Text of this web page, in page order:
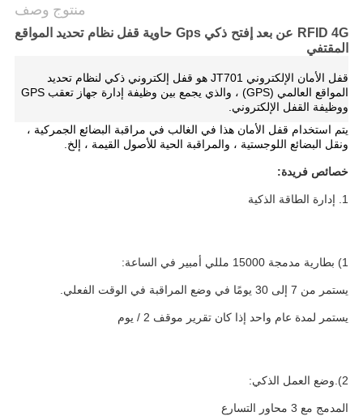
منتوج وصف
RFID 4G عن بعد إفتح ذكي Gps حاوية قفل نظام تحديد المواقع
المقتفي
قفل الأمان الإلكتروني JT701 هو قفل إلكتروني ذكي لنظام تحديد
المواقع العالمي (GPS) ، والذي يجمع بين وظيفة إدارة جهاز تعقب GPS
ووظيفة القفل الإلكتروني.
يتم استخدام قفل الأمان هذا في الغالب في مراقبة البضائع الجمركية ،
ونقل البضائع اللوجستية ، والمراقبة الحية للأصول القيمة ، إلخ.
خصائص فريدة:
1. إدارة الطاقة الذكية
1) بطارية مدمجة 15000 مللي أمبير في الساعة:
يستمر من 7 إلى 30 يومًا في وضع المراقبة في الوقت الفعلي.
يستمر لمدة عام واحد إذا كان تقرير موقف 2 / يوم
2).وضع العمل الذكي:
المدمج مع 3 محاور التسارع